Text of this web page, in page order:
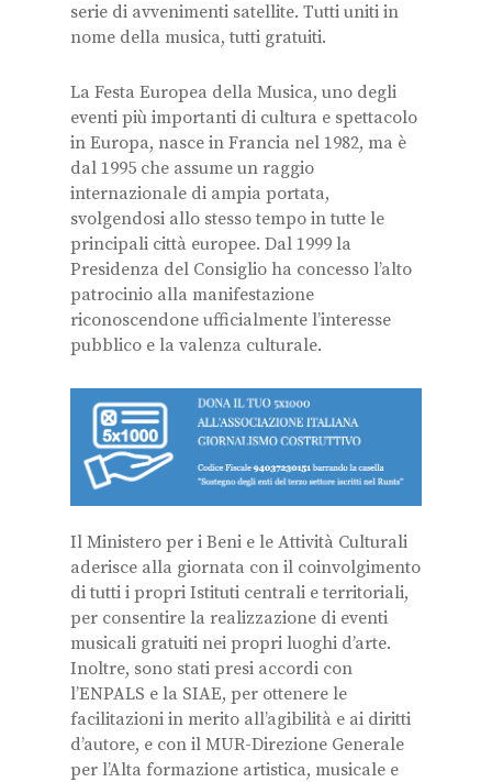
serie di avvenimenti satellite. Tutti uniti in
nome della musica, tutti gratuiti.
La Festa Europea della Musica, uno degli
eventi più importanti di cultura e spettacolo
in Europa, nasce in Francia nel 1982, ma è
dal 1995 che assume un raggio
internazionale di ampia portata,
svolgendosi allo stesso tempo in tutte le
principali città europee. Dal 1999 la
Presidenza del Consiglio ha concesso l’alto
patrocinio alla manifestazione
riconoscendone ufficialmente l’interesse
pubblico e la valenza culturale.
Il Ministero per i Beni e le Attività Culturali
aderisce alla giornata con il coinvolgimento
di tutti i propri Istituti centrali e territoriali,
per consentire la realizzazione di eventi
musicali gratuiti nei propri luoghi d’arte.
Inoltre, sono stati presi accordi con
l’ENPALS e la SIAE, per ottenere le
facilitazioni in merito all’agibilità e ai diritti
d’autore, e con il MUR-Direzione Generale
per l’Alta formazione artistica, musicale e